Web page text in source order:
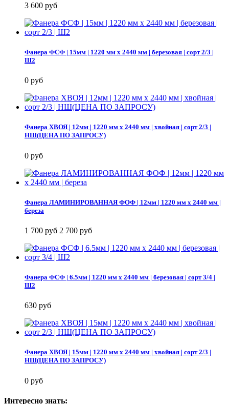
3 600 руб
Фанера ФСФ | 15мм | 1220 мм х 2440 мм | березовая | сорт 2/3 |
Ш2
0 руб
Фанера ХВОЯ | 12мм | 1220 мм х 2440 мм | хвойная | сорт 2/3 |
НШ(ЦЕНА ПО ЗАПРОСУ)
0 руб
Фанера ЛАМИНИРОВАННАЯ ФОФ | 12мм | 1220 мм х 2440 мм |
береза
1 700 руб 2 700 руб
Фанера ФСФ | 6.5мм | 1220 мм х 2440 мм | березовая | сорт 3/4 |
Ш2
630 руб
Фанера ХВОЯ | 15мм | 1220 мм х 2440 мм | хвойная | сорт 2/3 |
НШ(ЦЕНА ПО ЗАПРОСУ)
0 руб
Интересно знать: